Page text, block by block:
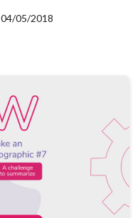
04/05/2018